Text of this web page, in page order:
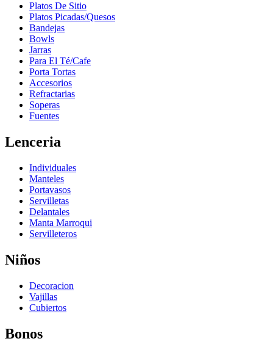
Platos De Sitio
Platos Picadas/Quesos
Bandejas
Bowls
Jarras
Para El Té/Cafe
Porta Tortas
Accesorios
Refractarias
Soperas
Fuentes
Lenceria
Individuales
Manteles
Portavasos
Servilletas
Delantales
Manta Marroqui
Servilleteros
Niños
Decoracion
Vajillas
Cubiertos
Bonos